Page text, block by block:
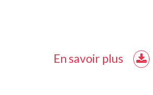
En savoir plus